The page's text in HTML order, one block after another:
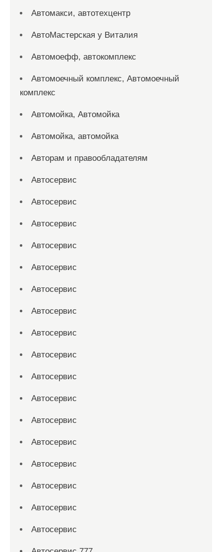
Автомакси, автотехцентр
АвтоМастерская у Виталия
Автомоефф, автокомплекс
Автомоечный комплекс, Автомоечный
комплекс
Автомойка, Автомойка
Автомойка, автомойка
Авторам и правообладателям
Автосервис
Автосервис
Автосервис
Автосервис
Автосервис
Автосервис
Автосервис
Автосервис
Автосервис
Автосервис
Автосервис
Автосервис
Автосервис
Автосервис
Автосервис
Автосервис
Автосервис